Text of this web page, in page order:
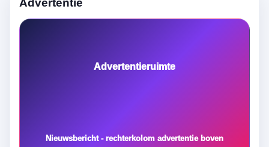
Advertentie
Advertentieruimte
Nieuwsbericht - rechterkolom advertentie boven